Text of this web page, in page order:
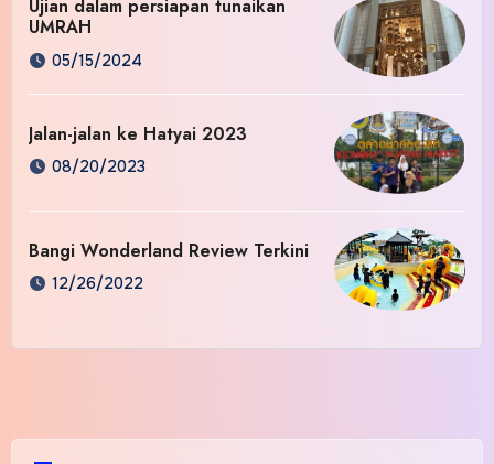
Ujian dalam persiapan tunaikan
UMRAH
05/15/2024
Jalan-jalan ke Hatyai 2023
08/20/2023
Bangi Wonderland Review Terkini
12/26/2022